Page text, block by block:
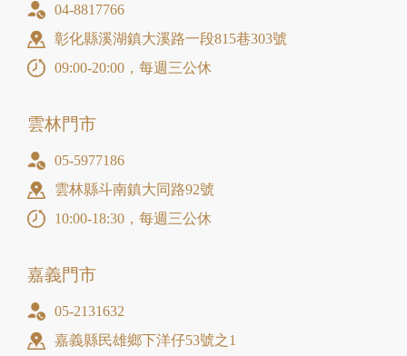
04-8817766
彰化縣溪湖鎮大溪路一段815巷303號
09:00-20:00，每週三公休
雲林門市
05-5977186
雲林縣斗南鎮大同路92號
10:00-18:30，每週三公休
嘉義門市
05-2131632
嘉義縣民雄鄉下洋仔53號之1